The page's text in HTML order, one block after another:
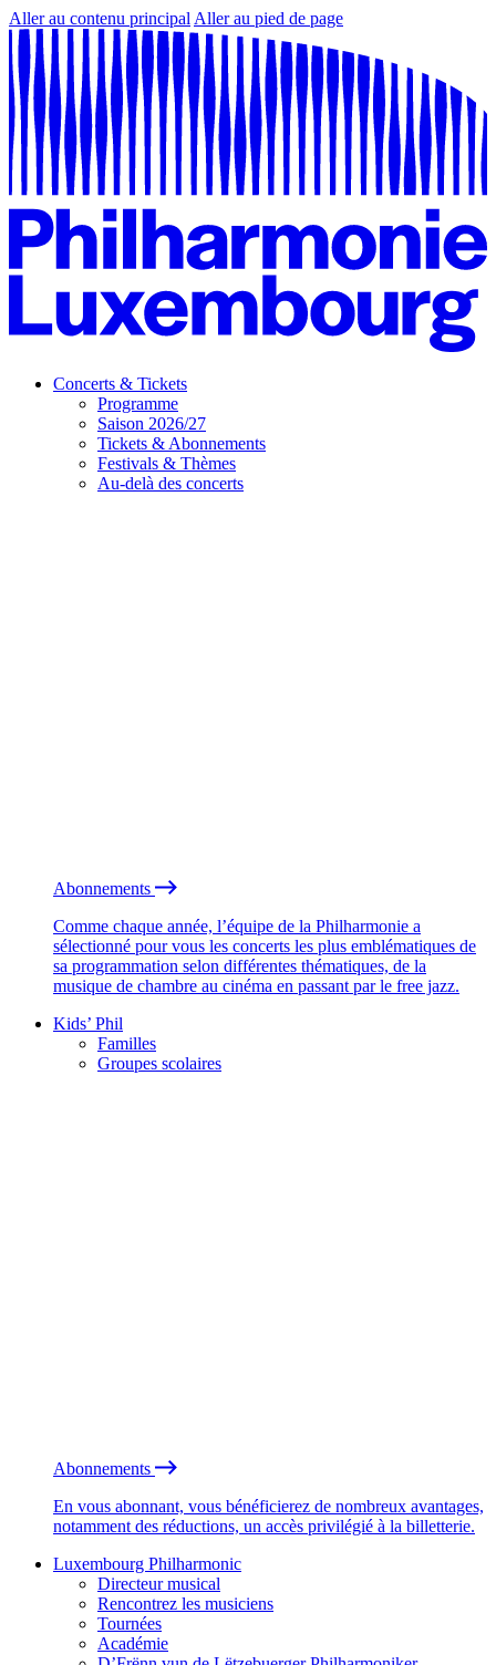
Aller au contenu principal Aller au pied de page
Concerts & Tickets
Programme
Saison 2026/27
Tickets & Abonnements
Festivals & Thèmes
Au-delà des concerts
Abonnements
Comme chaque année, l’équipe de la Philharmonie a
sélectionné pour vous les concerts les plus emblématiques de
sa programmation selon différentes thématiques, de la
musique de chambre au cinéma en passant par le free jazz.
Kids’ Phil
Familles
Groupes scolaires
Abonnements
En vous abonnant, vous bénéficierez de nombreux avantages,
notamment des réductions, un accès privilégié à la billetterie.
Luxembourg Philharmonic
Directeur musical
Rencontrez les musiciens
Tournées
Académie